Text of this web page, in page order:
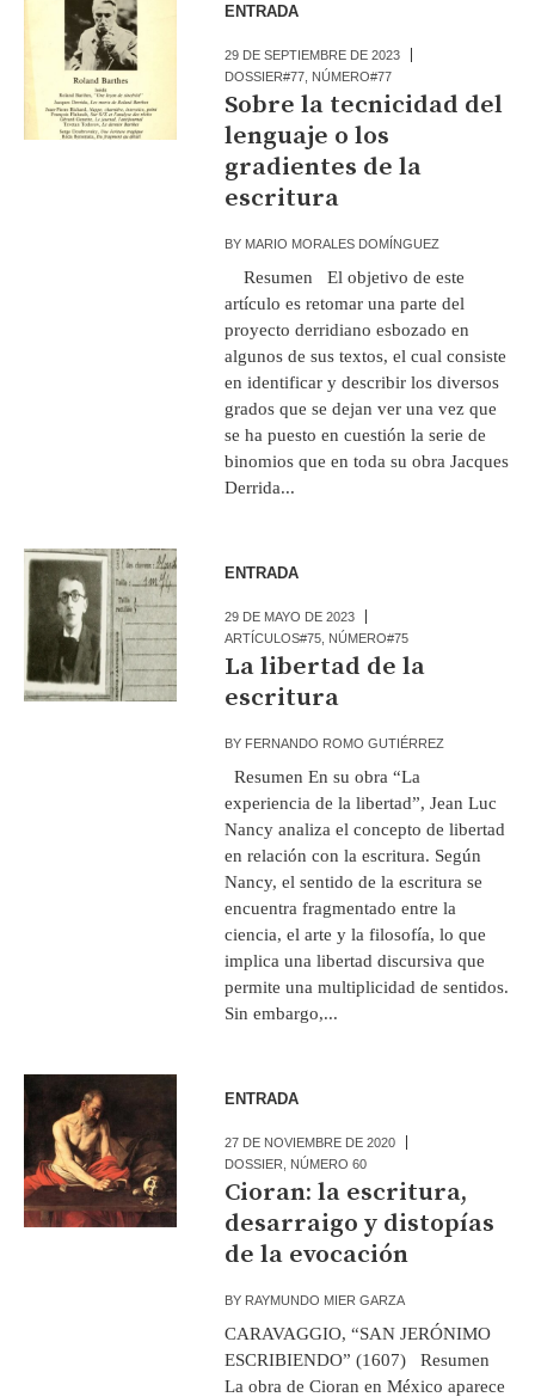
ENTRADA
29 DE SEPTIEMBRE DE 2023
DOSSIER#77 NÚMERO#77
Sobre la tecnicidad del
lenguaje o los
gradientes de la
escritura
BY MARIO MORALES DOMÍNGUEZ
Resumen El objetivo de este
artículo es retomar una parte del
proyecto derridiano esbozado en
algunos de sus textos, el cual consiste
en identificar y describir los diversos
grados que se dejan ver una vez que
se ha puesto en cuestión la serie de
binomios que en toda su obra Jacques
Derrida...
ENTRADA
29 DE MAYO DE 2023
ARTÍCULOS#75 NÚMERO#75
La libertad de la
escritura
BY FERNANDO ROMO GUTIÉRREZ
Resumen En su obra “La
experiencia de la libertad”, Jean Luc
Nancy analiza el concepto de libertad
en relación con la escritura. Según
Nancy, el sentido de la escritura se
encuentra fragmentado entre la
ciencia, el arte y la filosofía, lo que
implica una libertad discursiva que
permite una multiplicidad de sentidos.
Sin embargo,...
ENTRADA
27 DE NOVIEMBRE DE 2020
DOSSIER
NÚMERO 60
Cioran: la escritura,
desarraigo y distopías
de la evocación
BY RAYMUNDO MIER GARZA
CARAVAGGIO, “SAN JERÓNIMO
ESCRIBIENDO” (1607) Resumen
La obra de Cioran en México aparece